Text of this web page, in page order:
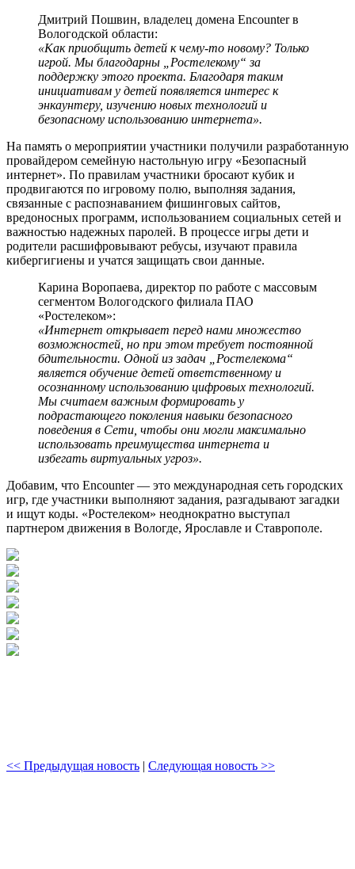
Дмитрий Пошвин, владелец домена Encounter в
Вологодской области:
«Как приобщить детей к чему-то новому? Только
игрой. Мы благодарны „Ростелекому“ за
поддержку этого проекта. Благодаря таким
инициативам у детей появляется интерес к
энкаунтеру, изучению новых технологий и
безопасному использованию интернета».
На память о мероприятии участники получили разработанную
провайдером семейную настольную игру «Безопасный
интернет». По правилам участники бросают кубик и
продвигаются по игровому полю, выполняя задания,
связанные с распознаванием фишинговых сайтов,
вредоносных программ, использованием социальных сетей и
важностью надежных паролей. В процессе игры дети и
родители расшифровывают ребусы, изучают правила
кибергигиены и учатся защищать свои данные.
Карина Воропаева, директор по работе с массовым
сегментом Вологодского филиала ПАО
«Ростелеком»:
«Интернет открывает перед нами множество
возможностей, но при этом требует постоянной
бдительности. Одной из задач „Ростелекома“
является обучение детей ответственному и
осознанному использованию цифровых технологий.
Мы считаем важным формировать у
подрастающего поколения навыки безопасного
поведения в Сети, чтобы они могли максимально
использовать преимущества интернета и
избегать виртуальных угроз».
Добавим, что Encounter — это международная сеть городских
игр, где участники выполняют задания, разгадывают загадки
и ищут коды. «Ростелеком» неоднократно выступал
партнером движения в Вологде, Ярославле и Ставрополе.
<< Предыдущая новость | Следующая новость >>